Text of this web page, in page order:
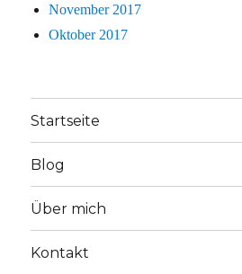
November 2017
Oktober 2017
Startseite
Blog
Über mich
Kontakt